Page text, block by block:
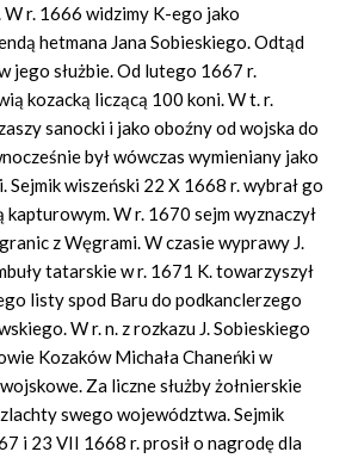
r. 1666 widzimy K-ego jako
hetmana Jana Sobieskiego. Odtąd
jego służbie. Od lutego 1667 r.
kozacką liczącą 100 koni. W t. r.
sanocki i jako oboźny od wojska do
był wówczas wymieniany jako
Sejmik wiszeński 22 X 1668 r. wybrał go
kapturowym. W r. 1670 sejm wyznaczył
z Węgrami. W czasie wyprawy J.
tatarskie w r. 1671 K. towarzyszył
listy spod Baru do podkanclerzego
W r. n. z rozkazu J. Sobieskiego
Kozaków Michała Chaneńki w
Za liczne służby żołnierskie
swego województwa. Sejmik
i 23 VII 1668 r. prosił o nagrodę dla